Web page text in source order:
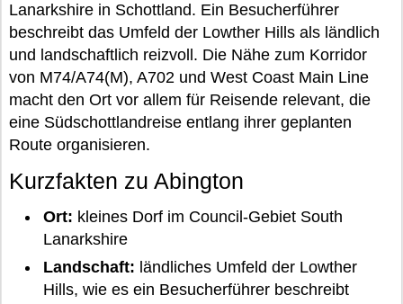
Lanarkshire in Schottland. Ein Besucherführer
beschreibt das Umfeld der Lowther Hills als ländlich
und landschaftlich reizvoll. Die Nähe zum Korridor
von M74/A74(M), A702 und West Coast Main Line
macht den Ort vor allem für Reisende relevant, die
eine Südschottlandreise entlang ihrer geplanten
Route organisieren.
Kurzfakten zu Abington
Ort: kleines Dorf im Council-Gebiet South
Lanarkshire
Landschaft: ländliches Umfeld der Lowther
Hills, wie es ein Besucherführer beschreibt